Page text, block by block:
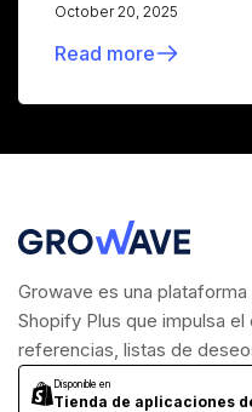
October 20, 2025
Read more
Growave es una
Shopify Plus que impulsa
referencias, listas de
Disponible en
Tienda de aplicaciones